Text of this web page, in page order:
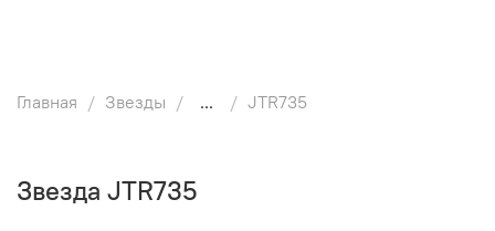
Главная Звезды ... JTR735
Звезда JTR735